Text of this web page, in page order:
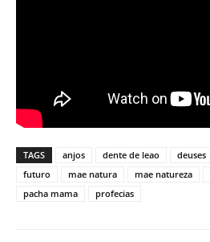
TAGS anjos dente de leao deuses
futuro
mae natura mae natureza
pacha mama
profecias